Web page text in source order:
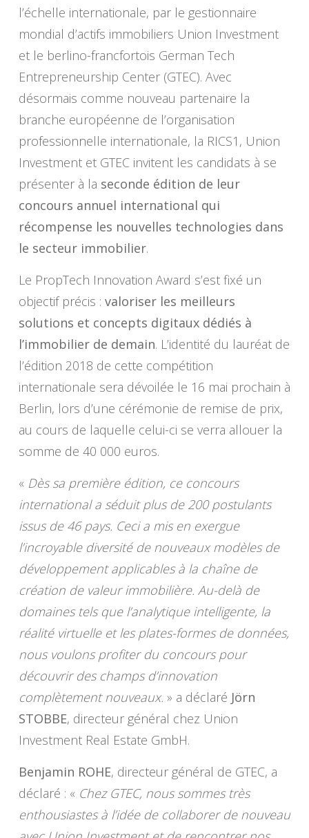
l’échelle internationale, par le gestionnaire
mondial d’actifs immobiliers Union Investment
et le berlino-francfortois German Tech
Entrepreneurship Center (GTEC). Avec
désormais comme nouveau partenaire la
branche européenne de l’organisation
professionnelle internationale, la RICS1, Union
Investment et GTEC invitent les candidats à se
présenter à la seconde édition de leur
concours annuel international qui
récompense les nouvelles technologies dans
le secteur immobilier.
Le PropTech Innovation Award s’est fixé un
objectif précis : valoriser les meilleurs
solutions et concepts digitaux dédiés à
l’immobilier de demain. L’identité du lauréat de
l’édition 2018 de cette compétition
internationale sera dévoilée le 16 mai prochain à
Berlin, lors d’une cérémonie de remise de prix,
au cours de laquelle celui-ci se verra allouer la
somme de 40 000 euros.
« Dès sa première édition, ce concours
international a séduit plus de 200 postulants
issus de 46 pays. Ceci a mis en exergue
l’incroyable diversité de nouveaux modèles de
développement applicables à la chaîne de
création de valeur immobilière. Au-delà de
domaines tels que l’analytique intelligente, la
réalité virtuelle et les plates-formes de données,
nous voulons profiter du concours pour
découvrir des champs d’innovation
complètement nouveaux. » a déclaré Jörn
STOBBE, directeur général chez Union
Investment Real Estate GmbH.
Benjamin ROHE, directeur général de GTEC, a
déclaré : « Chez GTEC, nous sommes très
enthousiastes à l’idée de collaborer de nouveau